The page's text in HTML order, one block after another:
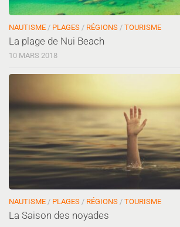
NAUTISME / PLAGES / RÉGIONS / TOURISME
La plage de Nui Beach
10 MARS 2018
NAUTISME / PLAGES / RÉGIONS / TOURISME
La Saison des noyades